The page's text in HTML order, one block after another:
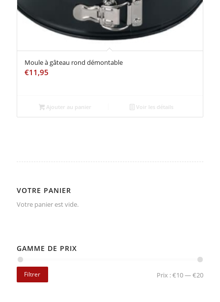
Moule à gâteau rond démontable
€11,95
Ajouter au panier Voir les détails
VOTRE PANIER
Votre panier est vide.
GAMME DE PRIX
Filtrer Prix :€10—€20